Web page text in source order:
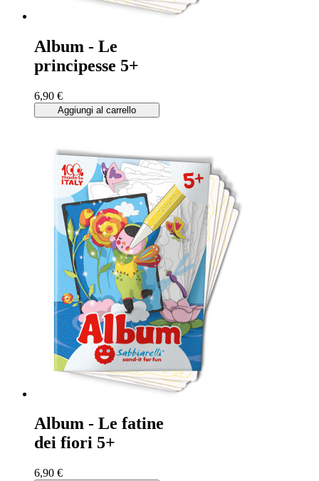
Album - Le
principesse 5+
6,90 €
Aggiungi al carrello
Album - Le fatine
dei fiori 5+
6,90 €